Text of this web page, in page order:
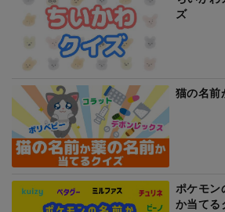
ズ
猫の名前
ポケモン
か当てる